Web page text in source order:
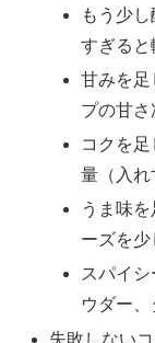
もう少
すぎると
甘みを
プの甘さ
コクを
量（入れ
うま味
ーズを少
スパイ
ウダー
失敗しないコ